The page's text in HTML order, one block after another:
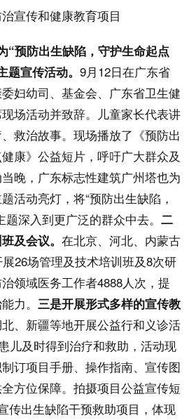
治宣传和健康教育项目
“预防出生缺陷，守护生命起点
题宣传活动。9月12日在广东省
妇幼司、基金会、广东省卫生健
场活动并致辞。儿童家长代表讲
救治故事。现场播放了《预防出
康》公益短片，呼吁广大群众及
晚，广东标志性建筑广州塔也为
活动亮灯，将“预防出生缺陷，
题深入到更广泛的群众中去。二
及会议。在北京、河北、内蒙古
26场管理及技术培训班及8次研
领域医务工作者4888人次，提
力。三是开展形式多样的宣传教
、新疆等地开展公益行和义诊活
儿及时得到治疗和救助，活动现
订项目手册、操作指南、宣传图
方位保障。拍摄项目公益宣传短
传出生缺陷干预救助项目，体现